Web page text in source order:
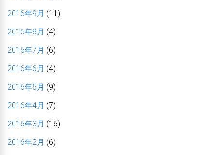
2016年9月 (11)
2016年8月 (4)
2016年7月 (6)
2016年6月 (4)
2016年5月 (9)
2016年4月 (7)
2016年3月 (16)
2016年2月 (6)